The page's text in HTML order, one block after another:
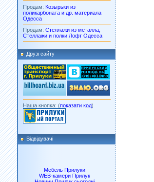
Продам: Козырьки из
поликарбоната и др. материала
Одесса
Продам: Стеллажи из металла,
Стеллажи и полки Лофт Одесса
Друзі сайту
Наша кнопка: (показати код)
Відвідувачі
Мебель Прилуки
WEB-камери Прилук